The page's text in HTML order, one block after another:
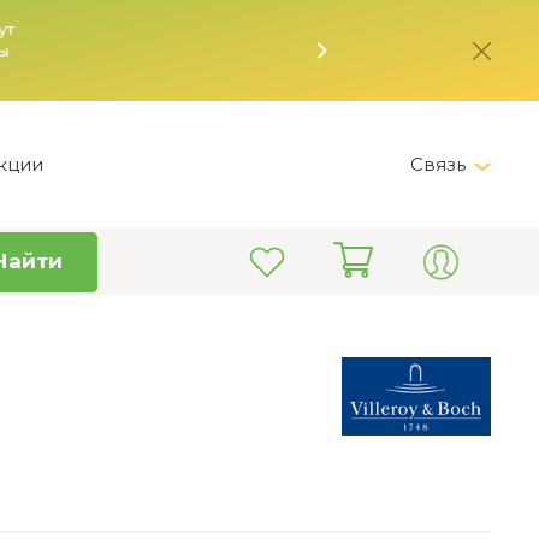
Связь
+7 (495) 150-82-28
info@kitchen-master.ru